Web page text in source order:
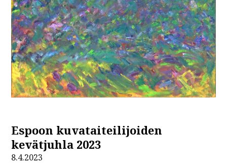
Espoon kuvataiteilijoiden
kevätjuhla 2023
8.4.2023